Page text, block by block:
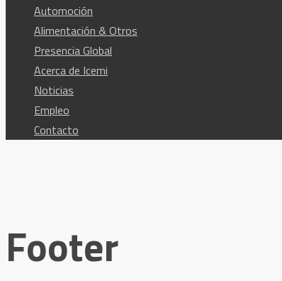
Automoción
Alimentación & Otros
Presencia Global
Acerca de Icemi
Noticias
Empleo
Contacto
Footer